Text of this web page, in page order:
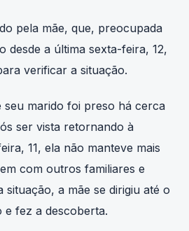
pela mãe, que, preocupada
desde a última sexta-feira, 12,
verificar a situação.
seu marido foi preso há cerca
ser vista retornando à
11, ela não manteve mais
com outros familiares e
situação, a mãe se dirigiu até o
e fez a descoberta.